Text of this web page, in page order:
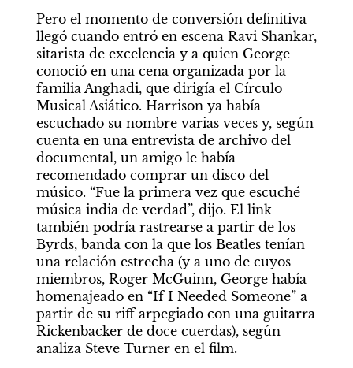
Pero el momento de conversión definitiva
llegó cuando entró en escena Ravi Shankar,
sitarista de excelencia y a quien George
conoció en una cena organizada por la
familia Anghadi, que dirigía el Círculo
Musical Asiático. Harrison ya había
escuchado su nombre varias veces y, según
cuenta en una entrevista de archivo del
documental, un amigo le había
recomendado comprar un disco del
músico. “Fue la primera vez que escuché
música india de verdad”, dijo. El link
también podría rastrearse a partir de los
Byrds, banda con la que los Beatles tenían
una relación estrecha (y a uno de cuyos
miembros, Roger McGuinn, George había
homenajeado en “If I Needed Someone” a
partir de su riff arpegiado con una guitarra
Rickenbacker de doce cuerdas), según
analiza Steve Turner en el film.